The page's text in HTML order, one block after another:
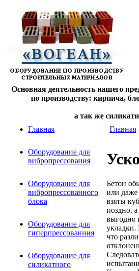
Основная деятельность нашего
по производству: кирпича,
а так же
Главная
Оборудование для
вибропрессования
Оборудование для
вибропрессованного
блока
Оборудование для
гиперпрессованния
Оборудование для
силикатного
Главная
Бетон
или даже
взяты
поздно,
выгодно
укладки.
что